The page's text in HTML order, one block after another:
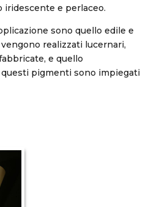
iridescente e perlaceo.
sono quello edile e
realizzati lucernari,
e quello
pigmenti sono impiegati